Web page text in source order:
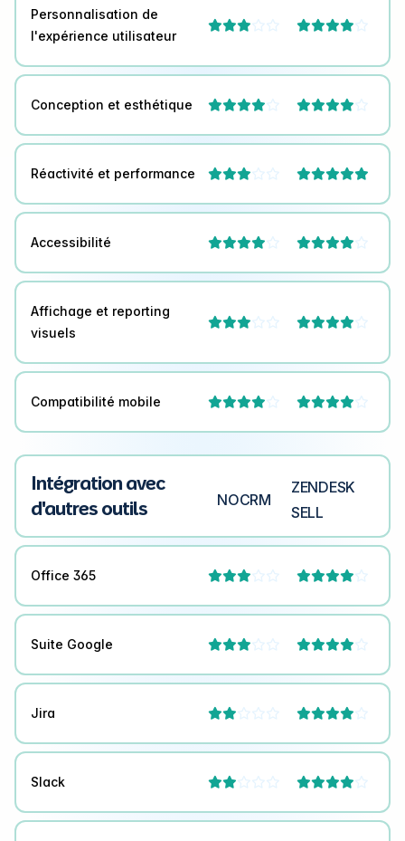
Personnalisation de
l'expérience utilisateur
 
Conception et esthétique  
Réactivité et performance  
Accessibilité  
Affichage et reporting
visuels
 
Compatibilité mobile  
Intégration avec
d'autres outils
NOCRM
ZENDESK
SELL
Office 365  
Suite Google  
Jira  
Slack  